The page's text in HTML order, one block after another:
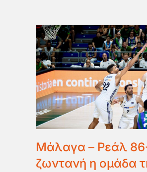
Μάλαγα – Ρεάλ
ζωντανή η ομάδα